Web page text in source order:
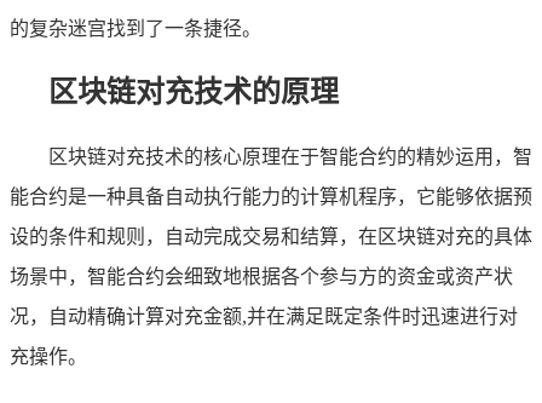
的复杂迷宫找到了一条捷径。
区块链对充技术的原理
区块链对充技术的核心原理在于智能合约的精妙运用，智
能合约是一种具备自动执行能力的计算机程序，它能够依据预
设的条件和规则，自动完成交易和结算，在区块链对充的具体
场景中，智能合约会细致地根据各个参与方的资金或资产状
况，自动精确计算对充金额,并在满足既定条件时迅速进行对
充操作。